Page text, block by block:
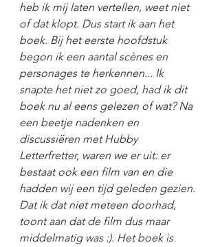
heb ik mij laten vertellen, weet niet
of dat klopt. Dus start ik aan het
boek. Bij het eerste hoofdstuk
begon ik een aantal scènes en
personages te herkennen... Ik
snapte het niet zo goed, had ik dit
boek nu al eens gelezen of wat? Na
een beetje nadenken en
discussiëren met Hubby
Letterfretter, waren we er uit: er
bestaat ook een film van en die
hadden wij een tijd geleden gezien.
Dat ik dat niet meteen doorhad,
toont aan dat de film dus maar
middelmatig was :). Het boek is